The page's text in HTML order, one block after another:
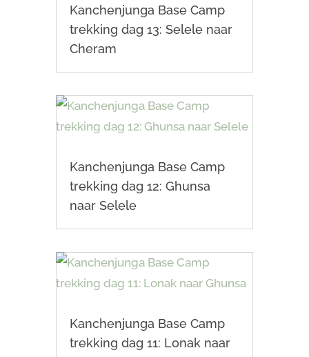
Kanchenjunga Base Camp
trekking dag 13: Selele naar
Cheram
Kanchenjunga Base Camp
trekking dag 12: Ghunsa
naar Selele
Kanchenjunga Base Camp
trekking dag 11: Lonak naar